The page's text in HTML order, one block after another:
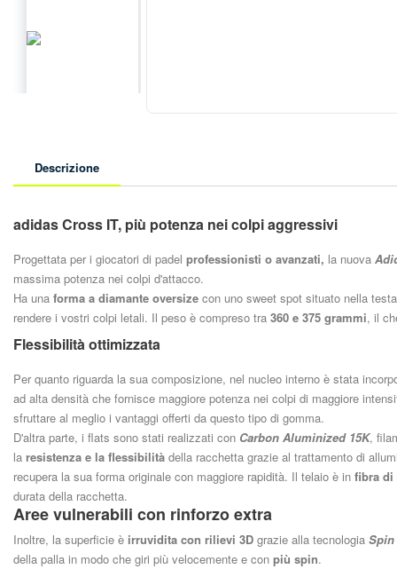
galleria
di
Descrizione
adidas Cross IT, più potenza nei colpi aggressivi
Progettata per i giocatori di padel professionisti o avanzati, la nuova
massima potenza nei colpi d'attacco.
Ha una forma a diamante oversize con uno sweet spot situato nella
rendere i vostri colpi letali. Il peso è compreso tra 360 e 375 grammi, il
Flessibilità ottimizzata
Per quanto riguarda la sua composizione, nel nucleo interno è stata
ad alta densità che fornisce maggiore potenza nei colpi di maggiore
sfruttare al meglio i vantaggi offerti da questo tipo di gomma.
D'altra parte, i flats sono stati realizzati con Carbon Aluminized 15K,
la resistenza e la flessibilità della racchetta grazie al trattamento di
recupera la sua forma originale con maggiore rapidità. Il telaio è in fibra di
durata della racchetta.
Aree vulnerabili con rinforzo extra
Inoltre, la superficie è irruvidita con rilievi 3D grazie alla tecnologia Spin
della palla in modo che giri più velocemente e con più spin.